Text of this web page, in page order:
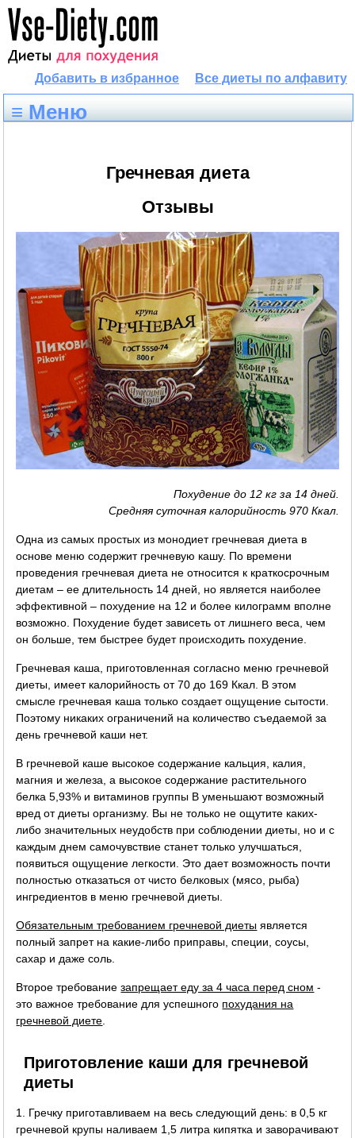
Все диеты по алфавиту
Добавить в избранное
≡ Меню
Гречневая диета
Отзывы
Похудение до 12 кг за 14 дней.
Средняя суточная калорийность 970 Ккал.
Одна из самых простых из монодиет гречневая диета в
основе меню содержит гречневую кашу. По времени
проведения гречневая диета не относится к краткосрочным
диетам – ее длительность 14 дней, но является наиболее
эффективной – похудение на 12 и более килограмм вполне
возможно. Похудение будет зависеть от лишнего веса, чем
он больше, тем быстрее будет происходить похудение.
Гречневая каша, приготовленная согласно меню гречневой
диеты, имеет калорийность от 70 до 169 Ккал. В этом
смысле гречневая каша только создает ощущение сытости.
Поэтому никаких ограничений на количество съедаемой за
день гречневой каши нет.
В гречневой каше высокое содержание кальция, калия,
магния и железа, а высокое содержание растительного
белка 5,93% и витаминов группы B уменьшают возможный
вред от диеты организму. Вы не только не ощутите каких-
либо значительных неудобств при соблюдении диеты, но и с
каждым днем самочувствие станет только улучшаться,
появиться ощущение легкости. Это дает возможность почти
полностью отказаться от чисто белковых (мясо, рыба)
ингредиентов в меню гречневой диеты.
Обязательным требованием гречневой диеты является
полный запрет на какие-либо приправы, специи, соусы,
сахар и даже соль.
Второе требованиезапрещает еду за 4 часа перед сном -
это важное требование для успешного похудания на
гречневой диете
Приготовление каши для гречневой
диеты
1. Гречку приготавливаем на весь следующий день: в 0,5 кг
гречневой крупы наливаем 1,5 литра кипятка и заворачивают